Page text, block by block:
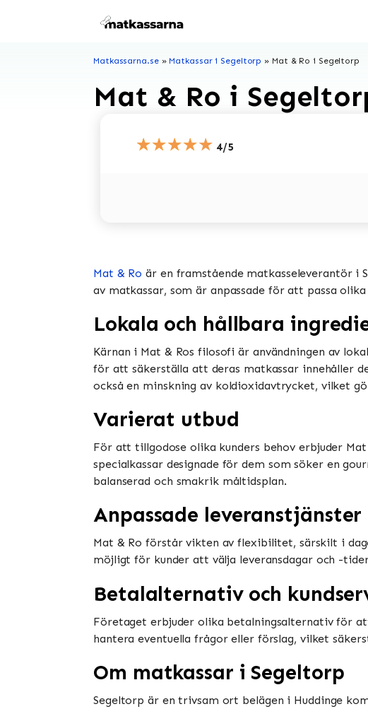
Matkassarna.se» Matkassar i Segeltorp » Mat & Ro i Segeltorp
Mat & Ro i
★★★★★ 4/5
Mat & Ro är en framstående matkasseleverantör i
av matkassar, som är anpassade för att passa
Lokala och hållbara
Kärnan i Mat & Ros filosofi är användningen av
för att säkerställa att deras matkassar innehåller
också en minskning av koldioxidavtrycket, vilket
Varierat utbud
För att tillgodose olika kunders behov erbjuder
specialkassar designade för dem som söker en
balanserad och smakrik måltidsplan.
Anpassade leveranstjänster
Mat & Ro förstår vikten av flexibilitet, särskilt i
möjligt för kunder att välja leveransdagar och -
Betalalternativ och
Företaget erbjuder olika betalningsalternativ för
hantera eventuella frågor eller förslag, vilket
Om matkassar i Segeltorp
Segeltorp är en trivsam ort belägen i Huddinge